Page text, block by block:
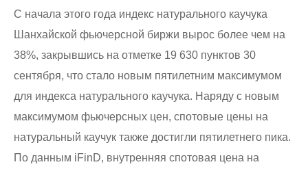
С начала этого года индекс натурального каучука
Шанхайской фьючерсной биржи вырос более чем на
38%, закрывшись на отметке 19 630 пунктов 30
сентября, что стало новым пятилетним максимумом
для индекса натурального каучука. Наряду с новым
максимумом фьючерсных цен, спотовые цены на
натуральный каучук также достигли пятилетнего пика.
По данным iFinD, внутренняя спотовая цена на